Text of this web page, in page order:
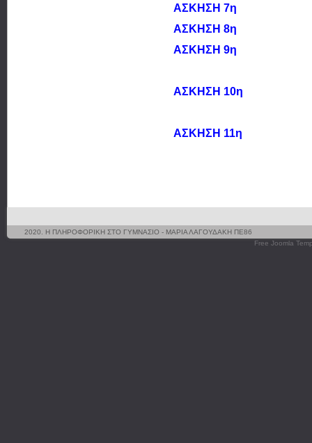
ΑΣΚΗΣΗ 7η
ΑΣΚΗΣΗ 8η
ΑΣΚΗΣΗ 9η
ΑΣΚΗΣΗ 10η
ΑΣΚΗΣΗ 11η
2020. Η ΠΛΗΡΟΦΟΡΙΚΗ ΣΤΟ ΓΥΜΝΑΣΙΟ - ΜΑΡΙΑ ΛΑΓΟΥΔΑΚΗ ΠΕ86
Free Joomla